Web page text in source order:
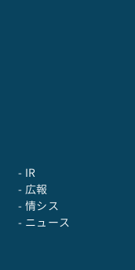
- IR
- 広報
- 情シス
- ニュース